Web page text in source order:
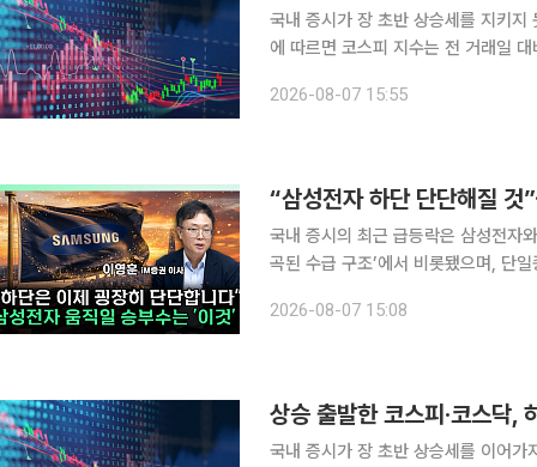
국내 증시가 장 초반 상승세를 지키지 못하
에 따르면 코스피 지수는 전 거래일
하락 전환했다. 장 막판 낙폭을 일부
2026-08-07 15:55
“삼성전자 하단 단단해질
국내 증시의 최근 급등락은 삼성전자
곡된 수급 구조’에서 비롯됐으며, 단
TV ‘찐코노미’(연출 이은지)에 출연
2026-08-07 15:08
상승 출발한 코스피·코스닥
국내 증시가 장 초반 상승세를 이어가지 못하고 하락